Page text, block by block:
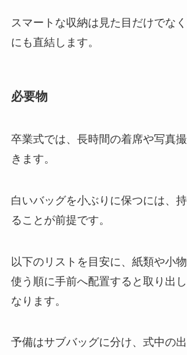
スマートな収納は見た目だけでな
にも直結します。
必要物
卒業式では、長時間の着席や写真
きます。
白いバッグを小ぶりに保つには、
ることが前提です。
以下のリストを目安に、紙類や小物
使う順に手前へ配置すると取り出
なります。
予備はサブバッグに分け、式中の